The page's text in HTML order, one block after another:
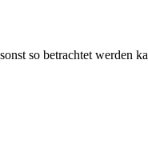
so betrachtet werden